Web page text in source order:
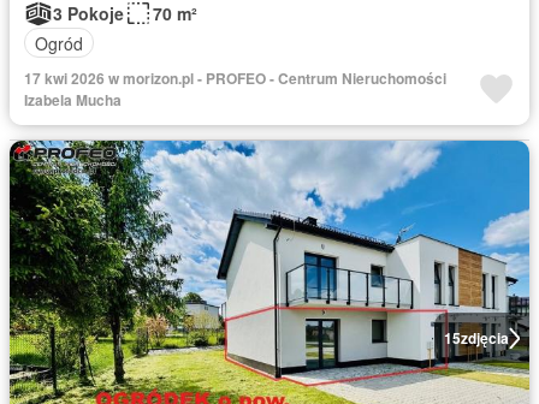
3 Pokoje
70 m²
Ogród
17 kwi 2026 w morizon.pl - PROFEO - Centrum Nieruchomości
Izabela Mucha
15zdjęcia